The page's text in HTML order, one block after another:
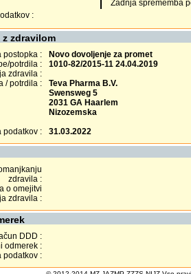
Zadnja sprememba
:
zdravilom
postopka :
Novo dovoljenje za promet
potrdila :
1010-82/2015-11 24.04.2019
zdravila :
/ potrdila :
Teva Pharma B.V.
Swensweg 5
2031 GA Haarlem
Nizozemska
podatkov :
31.03.2022
zdravila :
o omejitvi
zdravila :
DDD :
odmerek :
podatkov :